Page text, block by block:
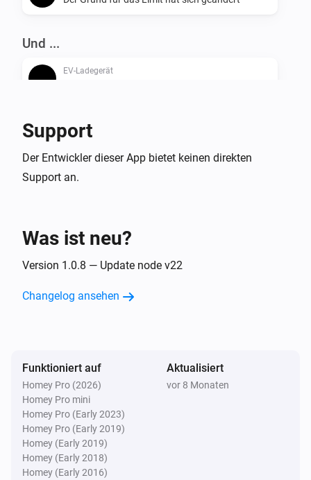
Und ...
EV-Ladegerät
Dann ...
EV-Ladegerät
EV-Ladegerät
Ein- oder ausschalten
Support
Der Entwickler dieser App bietet keinen direkten
Support an.
Was ist neu?
Version 1.0.8 — Update node v22
Changelog ansehen
Funktioniert auf
Homey Pro (2026)
Homey Pro mini
Homey Pro (Early 2023)
Homey Pro (Early 2019)
Homey (Early 2019)
Homey (Early 2018)
Homey (Early 2016)
Aktualisiert
vor 8 Monaten